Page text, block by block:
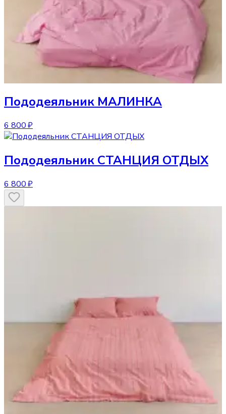
Пододеяльник МАЛИНКА
6 800 ₽
Пододеяльник СТАНЦИЯ ОТДЫХ
6 800 ₽